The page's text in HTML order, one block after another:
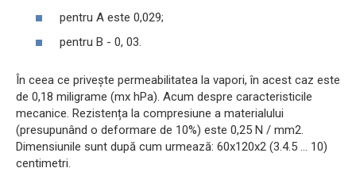
pentru A este 0,029;
pentru B - 0, 03.
În ceea ce privește permeabilitatea la vapori, în acest caz este
de 0,18 miligrame (mx hPa). Acum despre caracteristicile
mecanice. Rezistența la compresiune a materialului
(presupunând o deformare de 10%) este 0,25 N / mm2.
Dimensiunile sunt după cum urmează: 60x120x2 (3.4.5 ... 10)
centimetri.